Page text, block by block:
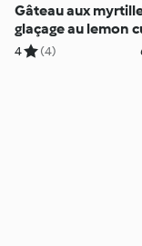
Gâteau aux
glaçage au lemon
4 (4)